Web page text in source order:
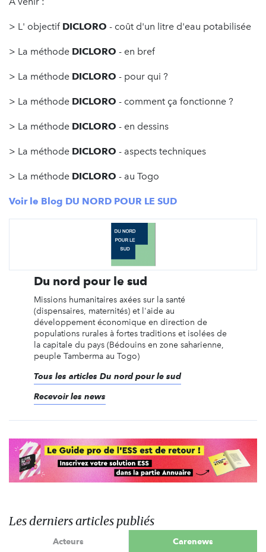
> L' objectif DICLORO - coût d'un litre d'eau potabilisée
> La méthode DICLORO - en bref
> La méthode DICLORO - pour qui ?
> La méthode DICLORO - comment ça fonctionne ?
> La méthode DICLORO - en dessins
> La méthode DICLORO - aspects techniques
> La méthode DICLORO - au Togo
Voir le Blog DU NORD POUR LE SUD
Du nord pour le sud
Missions humanitaires axées sur la santé
(dispensaires, maternités) et l'aide au
développement économique en direction de
populations rurales à fortes traditions et isolées de
la capitale du pays (Bédouins en zone saharienne,
peuple Tamberma au Togo)
Tous les articles Du nord pour le sud
Recevoir les news
Les derniers articles publiés
Acteurs Carenews